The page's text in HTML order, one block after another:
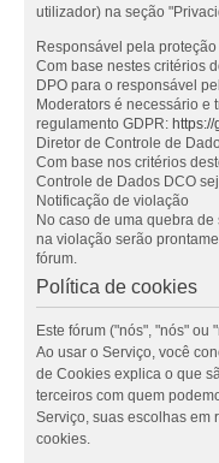
utilizador) na seção
Responsável pela
Com base nestes critérios
DPO para o responsável
Moderators é necessário e
regulamento GDPR: https://
Diretor de Controle de
Com base nos critérios
Controle de Dados DCO
Notificação de violação
No caso de uma quebra
na violação serão
fórum.
Política de cookies
Este fórum ("nós", "nós" ou
Ao usar o Serviço, você
de Cookies explica o que
terceiros com quem
Serviço, suas escolhas em
cookies.